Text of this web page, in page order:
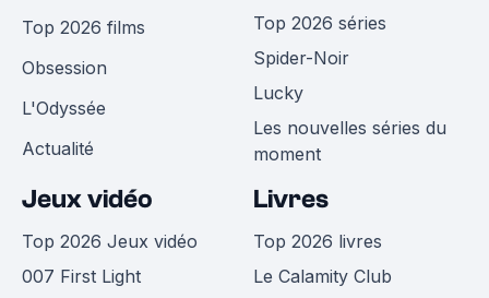
Top 2026 films
Obsession
L'Odyssée
Actualité
Top 2026 séries
Spider-Noir
Lucky
Les nouvelles séries du
moment
Jeux vidéo
Top 2026 Jeux vidéo
007 First Light
Livres
Top 2026 livres
Le Calamity Club